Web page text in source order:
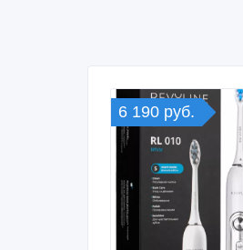
6 190 руб.